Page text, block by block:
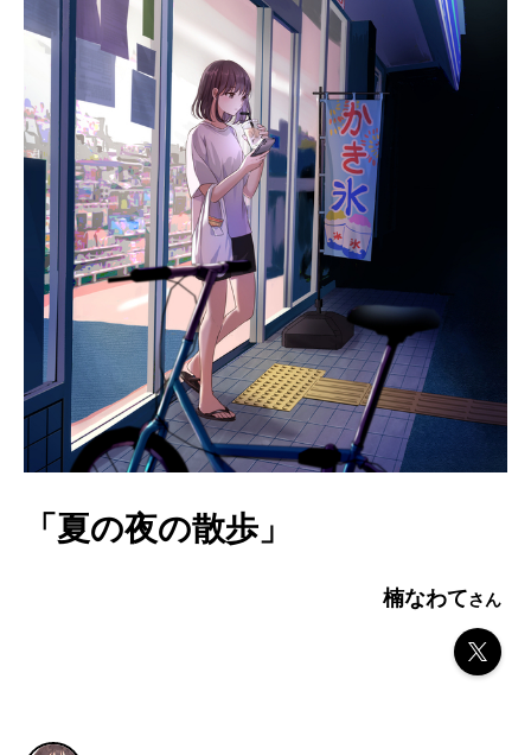
「夏の夜の散歩」
楠なわて